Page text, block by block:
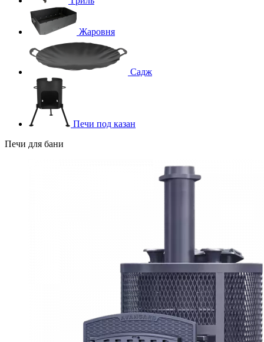
Жаровня
Садж
Печи под казан
Печи для бани